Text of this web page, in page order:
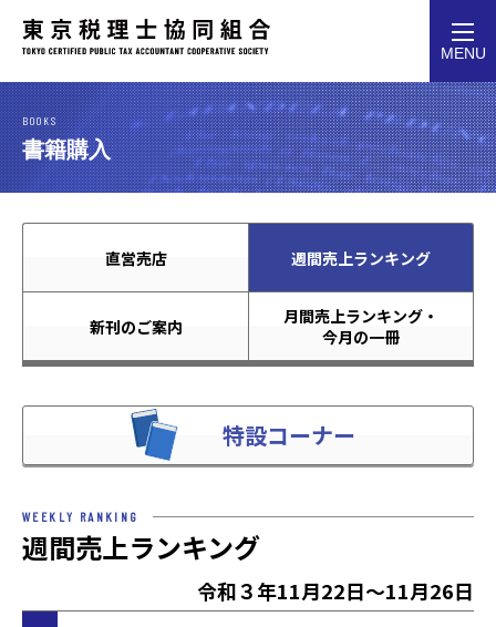
MENU
BOOKS
書籍購入
直営売店 週間売上ランキング
新刊のご案内
月間売上ランキング・
今月の一冊
特設コーナー
WEEKLY RANKING
週間売上ランキング
令和３年11月22日～11月26日